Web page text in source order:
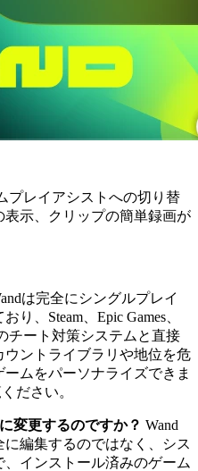
プレイアシストへの切り替
示、クリップの簡単録画が
は完全にシングルプレイ
り、Steam、Epic Games、
チート対策システムと直接
ントライブラリや地位を危
ムをパーソナライズできま
ださい。
変更するのですか？ Wand
編集するのではなく、シス
インストール済みのゲーム